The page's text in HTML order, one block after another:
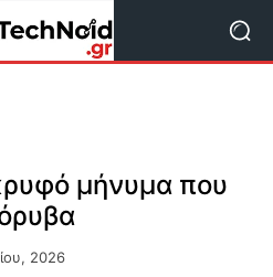
μήνυμα που
2026